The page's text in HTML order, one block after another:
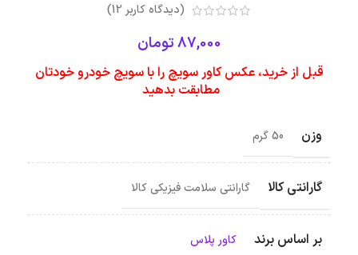
(دیدگاه کاربر 12
)
87,000تومان
قبل از خرید، عکس کاور سویچ را با سویچ خودرو خودتان
مطابقت بدهید
وزن 50 گرم
گارانتی کالا گارانتی سلامت فیزیکی کالا
بر اساس برند کاور پلاس